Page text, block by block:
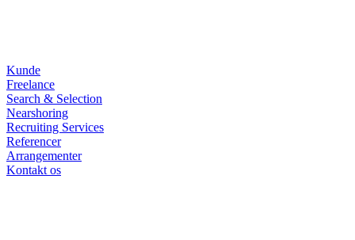
Kunde
Freelance
Search & Selection
Nearshoring
Recruiting Services
Referencer
Arrangementer
Kontakt os